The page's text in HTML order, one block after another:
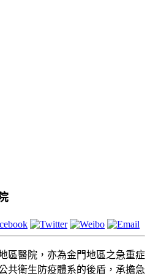
區醫院，亦為金門地區之急重症
共衛生防疫體系的後盾，承擔急